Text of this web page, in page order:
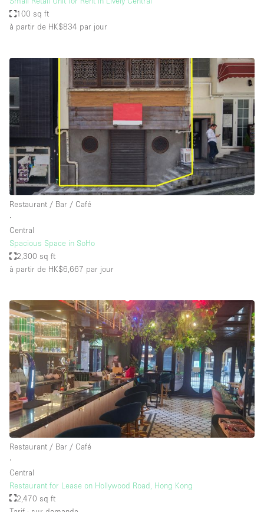
100 sq ft
à partir de HK$834 par jour
Restaurant / Bar / Café
∙
Central
Spacious Space in SoHo
2,300 sq ft
à partir de HK$6,667 par jour
Restaurant / Bar / Café
∙
Central
Restaurant for Lease on Hollywood Road, Hong Kong
2,470 sq ft